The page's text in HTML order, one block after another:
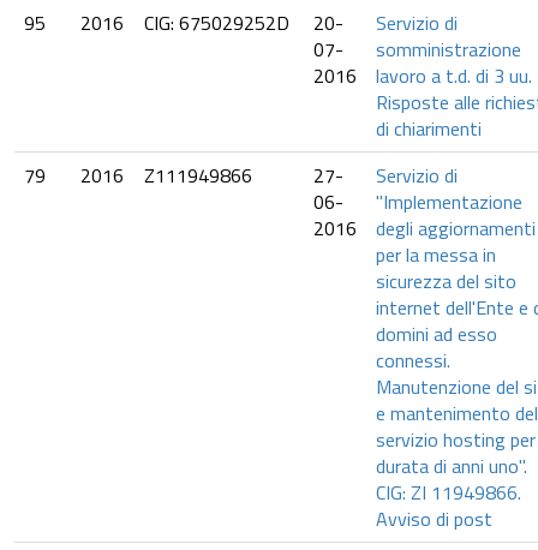
95 2016 CIG: 675029252D
20-
07-
2016
Servizio di
somministrazione
lavoro a t.d. di 3 uu.
Risposte alle
di chiarimenti
79
2016 Z111949866
27-
06-
2016
Servizio di
"Implementazione
degli aggiornamenti
per la messa in
sicurezza del sito
internet dell'Ente e
domini ad esso
connessi.
Manutenzione del
e mantenimento del
servizio hosting
durata di anni uno".
CIG: ZI 11949866.
Avviso di post